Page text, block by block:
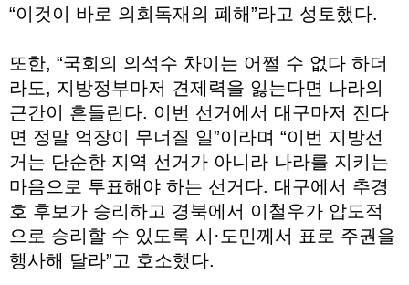
“이것이 바로 의회독재의 폐해”라고 성토했다.
또한, “국회의 의석수 차이는 어쩔 수 없다 하더
라도, 지방정부마저 견제력을 잃는다면 나라의
근간이 흔들린다. 이번 선거에서 대구마저 진다
면 정말 억장이 무너질 일”이라며 “이번 지방선
거는 단순한 지역 선거가 아니라 나라를 지키는
마음으로 투표해야 하는 선거다. 대구에서 추경
호 후보가 승리하고 경북에서 이철우가 압도적
으로 승리할 수 있도록 시·도민께서 표로 주권을
행사해 달라”고 호소했다.